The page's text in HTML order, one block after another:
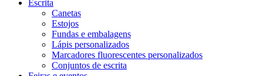
Escrita
Canetas
Estojos
Fundas e embalagens
Lápis personalizados
Marcadores fluorescentes personalizados
Conjuntos de escrita